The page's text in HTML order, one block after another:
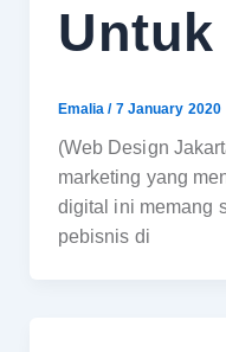
Emalia/ 7 January 2020
(Web Design
marketing yang
digital ini memang
pebisnis di